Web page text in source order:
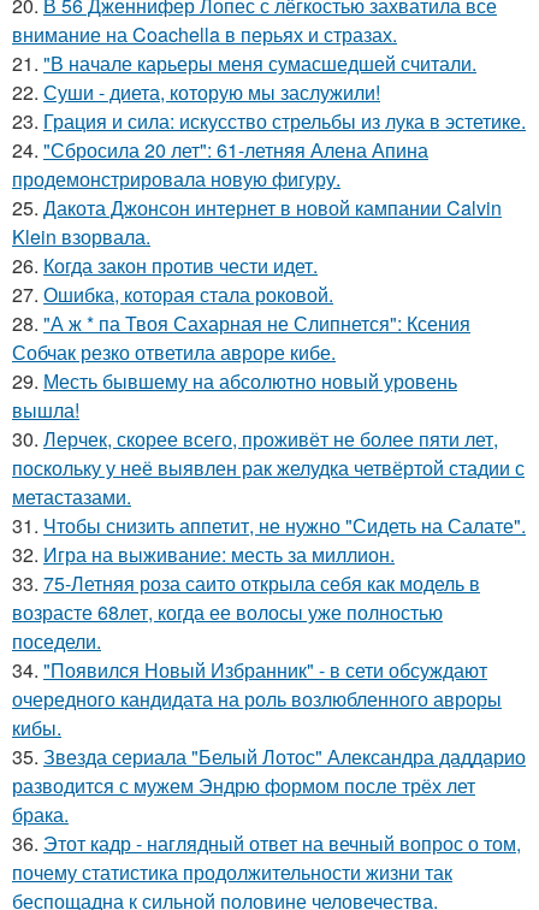
20. В 56 Дженнифер Лопес с лёгкостью захватила все
внимание на Coachella в перьях и стразах.
21. "В начале карьеры меня сумасшедшей считали.
22. Суши - диета, которую мы заслужили!
23. Грация и сила: искусство стрельбы из лука в эстетике.
24. "Сбросила 20 лет": 61-летняя Алена Апина
продемонстрировала новую фигуру.
25. Дакота Джонсон интернет в новой кампании Calvin
Klein взорвала.
26. Когда закон против чести идет.
27. Ошибка, которая стала роковой.
28. "А ж * па Твоя Сахарная не Слипнется": Ксения
Собчак резко ответила авроре кибе.
29. Месть бывшему на абсолютно новый уровень
вышла!
30. Лерчек, скорее всего, проживёт не более пяти лет,
поскольку у неё выявлен рак желудка четвёртой стадии с
метастазами.
31. Чтобы снизить аппетит, не нужно "Сидеть на Салате".
32. Игра на выживание: месть за миллион.
33. 75-Летняя роза саито открыла себя как модель в
возрасте 68лет, когда ее волосы уже полностью
поседели.
34. "Появился Новый Избранник" - в сети обсуждают
очередного кандидата на роль возлюбленного авроры
кибы.
35. Звезда сериала "Белый Лотос" Александра даддарио
разводится с мужем Эндрю формом после трёх лет
брака.
36. Этот кадр - наглядный ответ на вечный вопрос о том,
почему статистика продолжительности жизни так
беспощадна к сильной половине человечества.